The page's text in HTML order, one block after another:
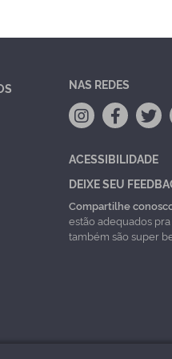
NAS REDES
ACESSIBILIDADE
DEIXE SEU
Compartilhe
estão adequados
também são super